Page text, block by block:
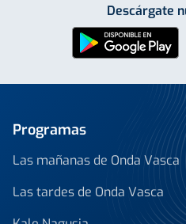
Descárgate
Programas
Las mañanas de Onda Vasca
Las tardes de Onda Vasca